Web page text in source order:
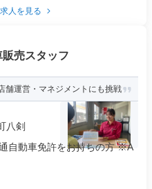
人を見る
売スタッフ
舗運営・マネジメントにも挑戦
八剣
自動車免許をお持ちの方 ※A